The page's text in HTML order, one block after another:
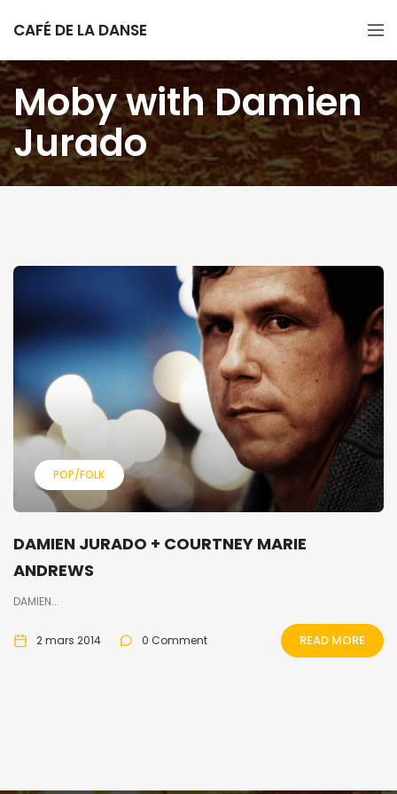
CAFÉ DE LA DANSE
Moby with Damien
Jurado
POP/FOLK
DAMIEN JURADO + COURTNEY MARIE
ANDREWS
DAMIEN...
2 mars 2014 0 Comment READ MORE